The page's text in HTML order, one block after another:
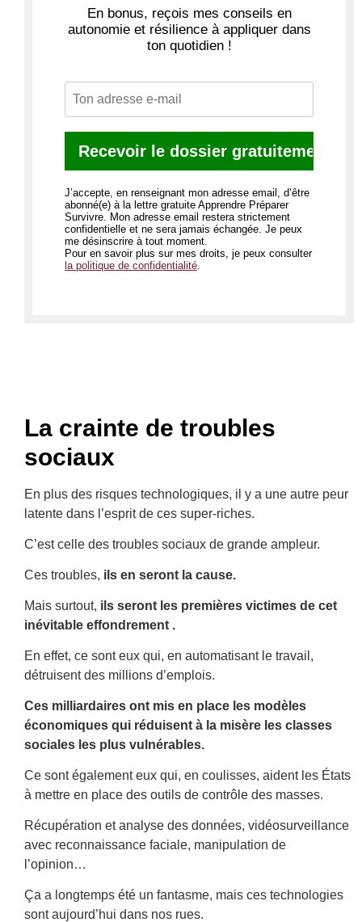
En bonus, reçois mes conseils en
autonomie et résilience à appliquer dans
ton quotidien !
J’accepte, en renseignant mon adresse email, d’être
abonné(e) à la lettre gratuite Apprendre Préparer
Survivre. Mon adresse email restera strictement
confidentielle et ne sera jamais échangée. Je peux
me désinscrire à tout moment.
Pour en savoir plus sur mes droits, je peux consulter
la politique de confidentialité
La crainte de troubles
sociaux
En plus des risques technologiques, il y a une autre peur
latente dans l’esprit de ces super-riches.
C’est celle des troubles sociaux de grande ampleur.
Ces troubles, ils en seront la cause.
Mais surtout, ils seront les premières victimes de cet
inévitable effondrement .
En effet, ce sont eux qui, en automatisant le travail,
détruisent des millions d’emplois.
Ces milliardaires ont mis en place les modèles
économiques qui réduisent à la misère les classes
sociales les plus vulnérables.
Ce sont également eux qui, en coulisses, aident les États
à mettre en place des outils de contrôle des masses.
Récupération et analyse des données, vidéosurveillance
avec reconnaissance faciale, manipulation de
l’opinion…
Ça a longtemps été un fantasme, mais ces technologies
sont aujourd’hui dans nos rues.